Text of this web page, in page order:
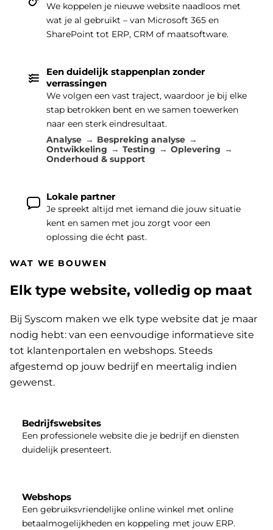
We koppelen je nieuwe website naadloos met
wat je al gebruikt – van Microsoft 365 en
SharePoint tot ERP, CRM of maatsoftware.
Een duidelijk stappenplan zonder
verrassingen
We volgen een vast traject, waardoor je bij elke
stap betrokken bent en we samen toewerken
naar een sterk eindresultaat.
Analyse
Bespreking analyse
Ontwikkeling
Testing
Oplevering
Onderhoud & support
Lokale partner
Je spreekt altijd met iemand die jouw situatie
kent en samen met jou zorgt voor een
oplossing die écht past.
WAT WE BOUWEN
Elk type website, volledig op maat
Bij Syscom maken we elk type website dat je maar
nodig hebt: van een eenvoudige informatieve site
tot klantenportalen en webshops. Steeds
afgestemd op jouw bedrijf en meertalig indien
gewenst.
Bedrijfswebsites
Een professionele website die je bedrijf en diensten
duidelijk presenteert.
Webshops
Een gebruiksvriendelijke online winkel met online
betaalmogelijkheden en koppeling met jouw ERP.